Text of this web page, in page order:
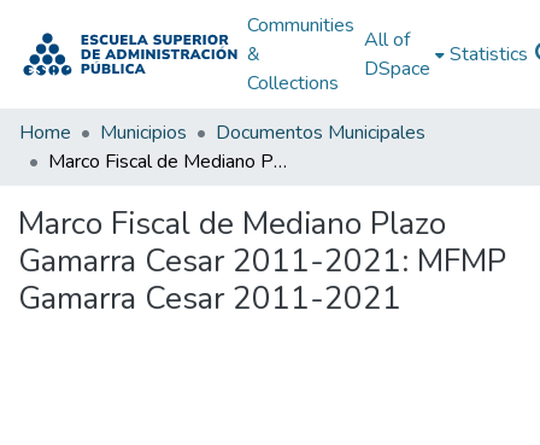
Communities
&
Collections
All of
DSpace
Statistics
Home Municipios
Documentos Municipales
Marco Fiscal de Mediano Plazo Gamarra Cesar 2011-2021: MFMP Gamarra Cesar 2011-2021
Marco Fiscal de Mediano Plazo
Gamarra Cesar 2011-2021: MFMP
Gamarra Cesar 2011-2021